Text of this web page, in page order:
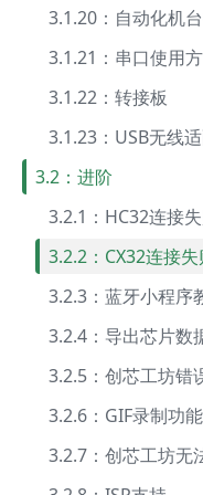
3.1.20：自动化机
3.1.21：串口使用
3.1.22：转接板
3.1.23：USB无线
3.2：进阶
3.2.1：HC32连接
3.2.2：CX32连接失
3.2.3：蓝牙小程序
3.2.4：导出芯片数
3.2.5：创芯工坊错
3.2.6：GIF录制功能
3.2.7：创芯工坊无